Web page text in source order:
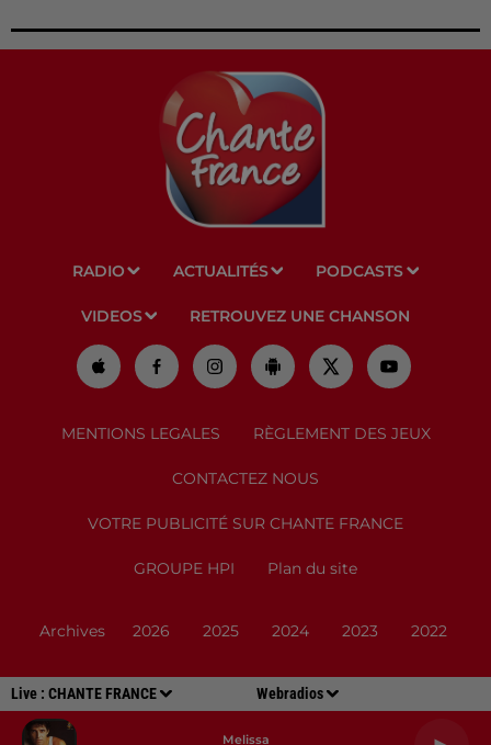
Live : CHANTE FRANCE Webradios
Melissa
RADIO ACTUALITÉS PODCASTS
VIDEOS RETROUVEZ UNE CHANSON
MENTIONS LEGALES RÈGLEMENT DES JEUX
CONTACTEZ NOUS
VOTRE PUBLICITÉ SUR CHANTE FRANCE
GROUPE HPI Plan du site
Archives 2026 2025 2024 2023 2022